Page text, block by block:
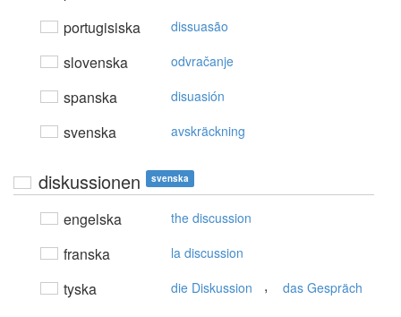
portugisiska dissuasão
slovenska odvračanje
spanska disuasión
svenska avskräckning
diskussionen svenska
engelska the discussion
franska la discussion
tyska die Diskussion , das Gespräch